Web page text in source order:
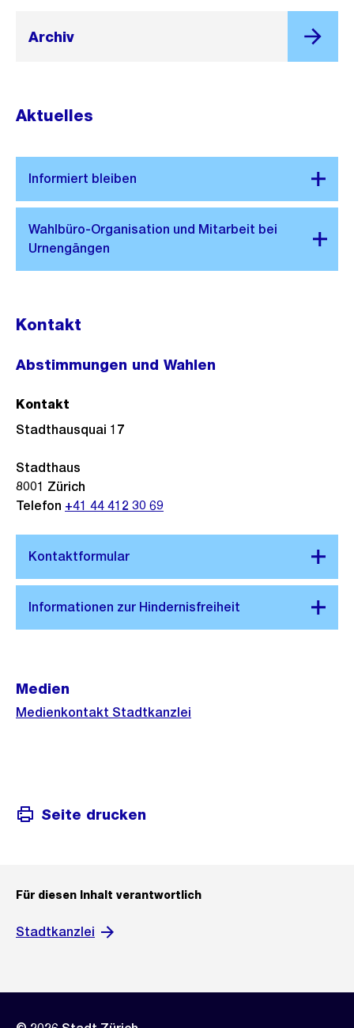
Archiv
Aktuelles
Kontakt
Abstimmungen und Wahlen
Kontakt
Stadthausquai 17
Stadthaus
8001 Zürich
Telefon +41 44 412 30 69
Medien
Medienkontakt Stadtkanzlei
Seite drucken
Für diesen Inhalt verantwortlich
Stadtkanzlei